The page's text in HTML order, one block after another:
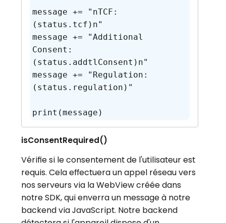
message += "nTCF:
(status.tcf)n"
message += "Additional
Consent:
(status.addtlConsent)n"
message += "Regulation:
(status.regulation)"
print(message)
isConsentRequired()
Vérifie si le consentement de l'utilisateur est
requis. Cela effectuera un appel réseau vers
nos serveurs via la WebView créée dans
notre SDK, qui enverra un message à notre
backend via JavaScript. Notre backend